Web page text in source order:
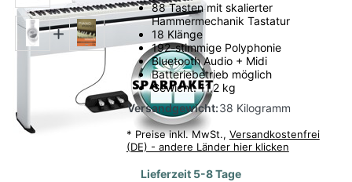
88 Tasten mit skalierter
Hammermechanik Tastatur
18 Klänge
192-stimmige Polyphonie
Bluetooth Audio + Midi
Batteriebetrieb möglich
Gewicht: 11,2 kg
Versandgewicht:38 Kilogramm
* Preise inkl. MwSt., Versandkostenfrei
(DE) - andere Länder hier klicken
Lieferzeit 5-8 Tage